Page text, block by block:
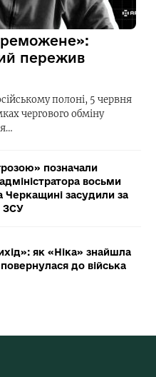
пережив
полоні, 5 червня
чергового обміну
позначали
восьми
Черкащині засудили за
ЗСУ
як «Ніка» знайшла
до війська